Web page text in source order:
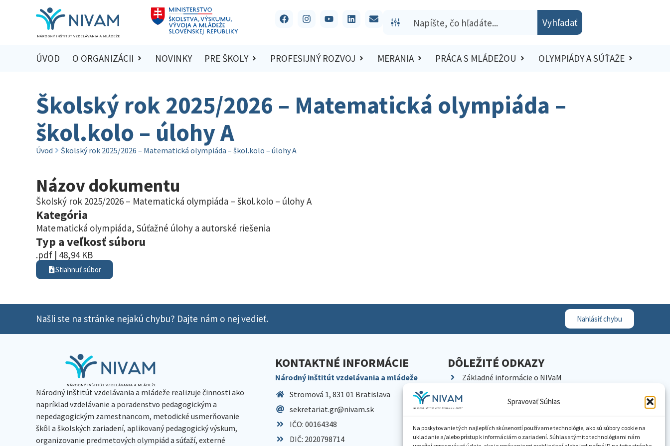
Spravovať Súhlas
Na poskytovanie tých najlepších skúseností používame technológie, ako sú súbory cookie na
ukladanie a/alebo prístup k informáciám o zariadení. Súhlas s týmito technológiami nám
Vyhľadať
ÚVOD O ORGANIZÁCII NOVINKY PRE ŠKOLY PROFESIJNÝ ROZVOJ MERANIA PRÁCA S MLÁDEŽOU OLYMPIÁDY A SÚŤAŽE
Školský rok 2025/2026 – Matematická olympiáda –
škol.kolo – úlohy A
Úvod Školský rok 2025/2026 – Matematická olympiáda – škol.kolo – úlohy A
Názov dokumentu
Školský rok 2025/2026 – Matematická olympiáda – škol.kolo – úlohy A
Kategória
Matematická olympiáda, Súťažné úlohy a autorské riešenia
Typ a veľkosť súboru
.pdf | 48,94 KB
Stiahnuť súbor
Našli ste na stránke nejakú chybu? Dajte nám o nej vedieť. Nahlásiť chybu
Národný inštitút vzdelávania a mládeže realizuje činnosti ako
napríklad vzdelávanie a poradenstvo pedagogickým a
nepedagogickým zamestnancom, metodické usmerňovanie
škôl a školských zariadení, aplikovaný pedagogický výskum,
organizovanie predmetových olympiád a súťaží, externé
KONTAKTNÉ INFORMÁCIE
Národný inštitút vzdelávania a mládeže
Stromová 1, 831 01 Bratislava
sekretariat.gr@nivam.sk
IČO: 00164348
DIČ: 2020798714
DÔLEŽITÉ ODKAZY
Základné informácie o NIVaM
Kariéra
Pracoviská NIVaM